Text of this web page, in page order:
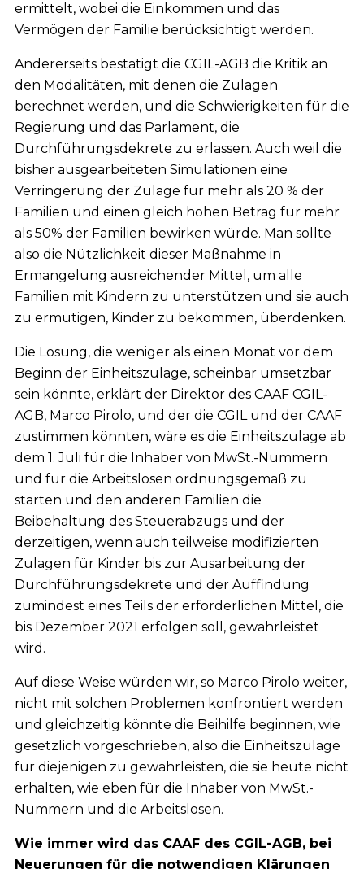
ermittelt, wobei die Einkommen und das
Vermögen der Familie berücksichtigt werden.
Andererseits bestätigt die CGIL-AGB die Kritik an
den Modalitäten, mit denen die Zulagen
berechnet werden, und die Schwierigkeiten für die
Regierung und das Parlament, die
Durchführungsdekrete zu erlassen. Auch weil die
bisher ausgearbeiteten Simulationen eine
Verringerung der Zulage für mehr als 20 % der
Familien und einen gleich hohen Betrag für mehr
als 50% der Familien bewirken würde. Man sollte
also die Nützlichkeit dieser Maßnahme in
Ermangelung ausreichender Mittel, um alle
Familien mit Kindern zu unterstützen und sie auch
zu ermutigen, Kinder zu bekommen, überdenken.
Die Lösung, die weniger als einen Monat vor dem
Beginn der Einheitszulage, scheinbar umsetzbar
sein könnte, erklärt der Direktor des CAAF CGIL-
AGB, Marco Pirolo, und der die CGIL und der CAAF
zustimmen könnten, wäre es die Einheitszulage ab
dem 1. Juli für die Inhaber von MwSt.-Nummern
und für die Arbeitslosen ordnungsgemäß zu
starten und den anderen Familien die
Beibehaltung des Steuerabzugs und der
derzeitigen, wenn auch teilweise modifizierten
Zulagen für Kinder bis zur Ausarbeitung der
Durchführungsdekrete und der Auffindung
zumindest eines Teils der erforderlichen Mittel, die
bis Dezember 2021 erfolgen soll, gewährleistet
wird.
Auf diese Weise würden wir, so Marco Pirolo weiter,
nicht mit solchen Problemen konfrontiert werden
und gleichzeitig könnte die Beihilfe beginnen, wie
gesetzlich vorgeschrieben, also die Einheitszulage
für diejenigen zu gewährleisten, die sie heute nicht
erhalten, wie eben für die Inhaber von MwSt.-
Nummern und die Arbeitslosen.
Wie immer wird das CAAF des CGIL-AGB, bei
Neuerungen für die notwendigen Klärungen